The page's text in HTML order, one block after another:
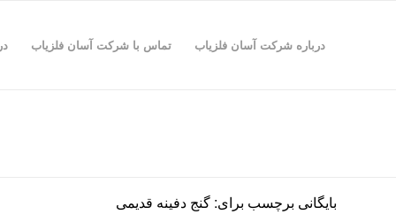
درباره شرکت آسان فلزیاب تماس با شرکت آسان فلزیاب
بایگانی برچسب برای: گنج دفینه قدیمی